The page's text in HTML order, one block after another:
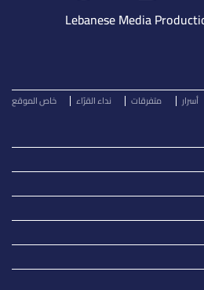
أسرار متفرقات نداء القرّاء خاص الموقع